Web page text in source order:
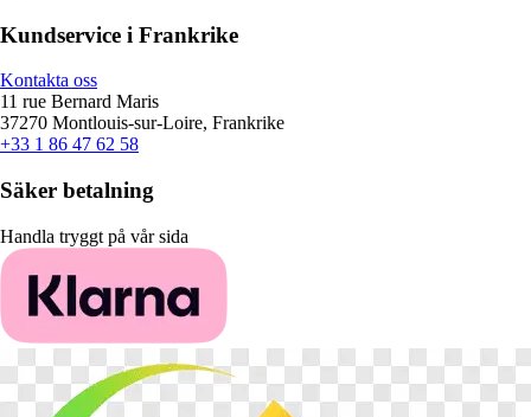
Kundservice i Frankrike
Kontakta oss
11 rue Bernard Maris
37270 Montlouis-sur-Loire, Frankrike
+33 1 86 47 62 58
Säker betalning
Handla tryggt på vår sida